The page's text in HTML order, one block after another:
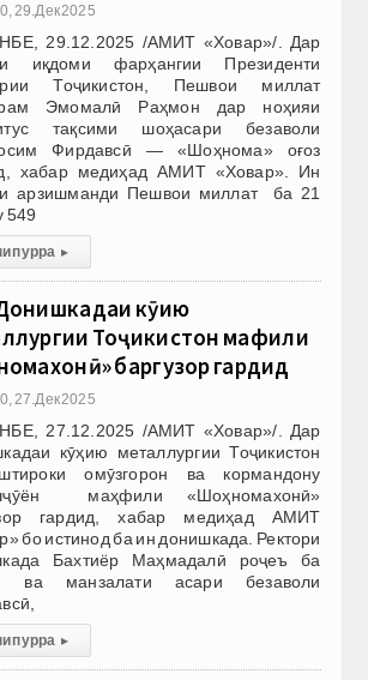
29.Дек 2025
29.12.2025 /АМИТ «Ховар»/. Дар
иқдоми фарҳангии Президенти
Тоҷикистон, Пешвои миллат
Эмомалӣ Раҳмон дар ноҳияи
тақсими шоҳасари безаволи
Фирдавсӣ — «Шоҳнома» оғоз
хабар медиҳад АМИТ «Ховар». Ин
арзишманди Пешвои миллат ба 21
549
пурра ▸
кӯҳию
Тоҷикистон маҳфили
баргузор гардид
27.Дек 2025
27.12.2025 /АМИТ «Ховар»/. Дар
кӯҳию металлургии Тоҷикистон
омӯзгорон ва кормандону
маҳфили «Шоҳномахонӣ»
гардид, хабар медиҳад АМИТ
бо истинод ба ин донишкада. Ректори
Бахтиёр Маҳмадалӣ роҷеъ ба
ва манзалати асари безаволи
пурра ▸